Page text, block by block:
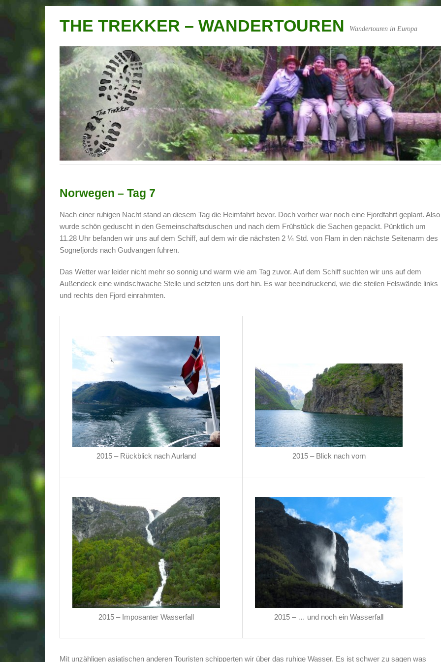
THE TREKKER – WANDERTOUREN Wandertouren in Europa
Norwegen – Tag 7
Nach einer ruhigen Nacht stand an diesem Tag die Heimfahrt bevor. Doch vorher war noch eine Fjordfahrt geplant. Also
wurde schön geduscht in den Gemeinschaftsduschen und nach dem Frühstück die Sachen gepackt. Pünktlich um
11.28 Uhr befanden wir uns auf dem Schiff, auf dem wir die nächsten 2 ¼ Std. von Flam in den nächste Seitenarm des
Sognefjords nach Gudvangen fuhren.
Das Wetter war leider nicht mehr so sonnig und warm wie am Tag zuvor. Auf dem Schiff suchten wir uns auf dem
Außendeck eine windschwache Stelle und setzten uns dort hin. Es war beeindruckend, wie die steilen Felswände links
und rechts den Fjord einrahmten.
2015 – Rückblick nach Aurland 2015 – Blick nach vorn
2015 – Imposanter Wasserfall 2015 – … und noch ein Wasserfall
Mit unzähligen asiatischen anderen Touristen schipperten wir über das ruhige Wasser. Es ist schwer zu sagen was